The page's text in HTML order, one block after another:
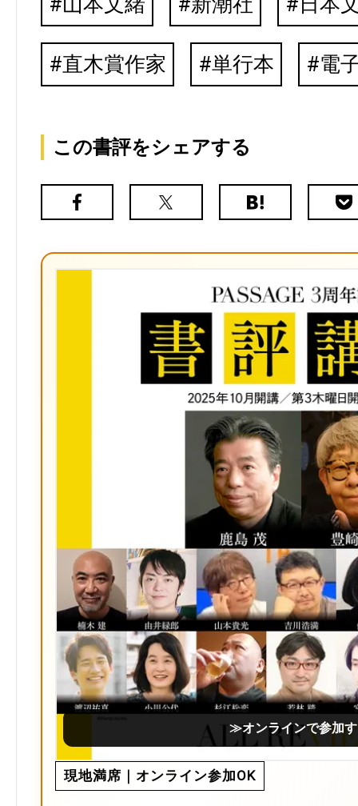
直木賞作家 単行本 電
この書評をシェアする
Facebook
X（旧
は
ク
マ
ー
ク
≫オンラインで参加
現地満席｜オンライン参加OK